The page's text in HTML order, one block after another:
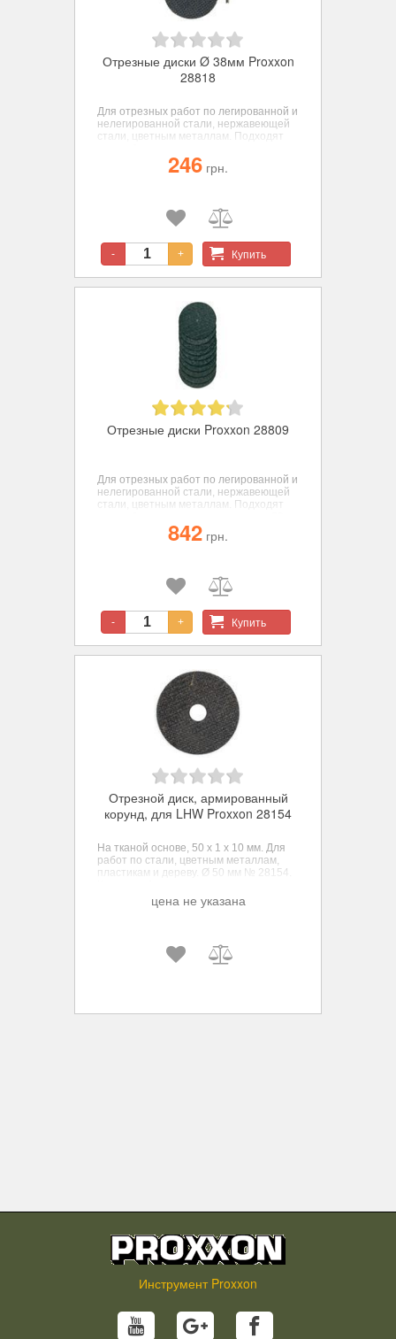
Отрезные диски Ø 38мм Proxxon
28818
Для отрезных работ по легированной и
нелегированной стали, нержавеющей
стали, цветным металлам. Подходят
дискодержателем, 5 шт., диам. 38мм
246 грн.
- + Купить
Отрезные диски Proxxon 28809
Для отрезных работ по легированной и
нелегированной стали, нержавеющей
стали, цветным металлам. Подходят
шт., диам. 22мм.842 грн.
- + Купить
Отрезной диск, армированный
корунд, для LHW Proxxon 28154
На тканой основе, 50 х 1 х 10 мм. Для
работ по стали, цветным металлам,
пластикам и дереву. Ø 50 мм № 28154.
цена не указана
Инструмент Proxxon